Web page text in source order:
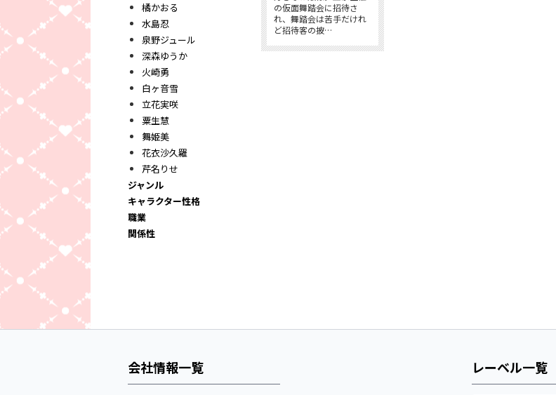
橘かおる
水島忍
泉野ジュール
深森ゆうか
火崎勇
白ヶ音雪
立花実咲
粟生慧
舞姫美
花衣沙久羅
芹名りせ
ジャンル
キャラクター性格
職業
関係性
の仮面舞踏会に招待さ
れ、舞踏会は苦手だけれ
ど招待客の披…
会社情報一覧 レーベル一覧